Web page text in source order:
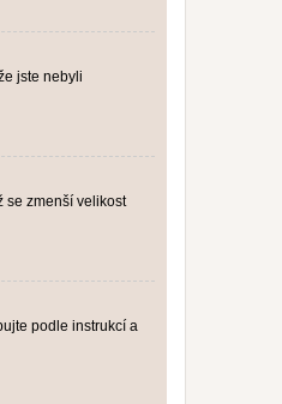
jste nebyli
se zmenší velikost
podle instrukcí a